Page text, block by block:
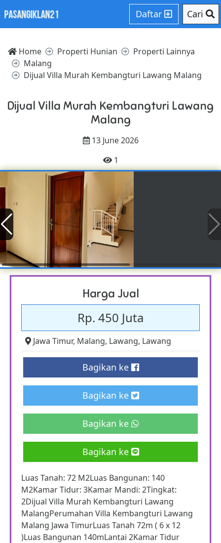
Daftar Cari
Home Properti Hunian
Properti Lainnya
Malang
Dijual Villa Murah Kembangturi Lawang Malang
Dijual Villa Murah Kembangturi Lawang
Malang
13 June 2026
1
Harga Jual
Rp. 450 Juta
Jawa Timur, Malang, Lawang, Lawang
Bagikan ke
Bagikan ke
Bagikan ke
Bagikan ke
Luas Tanah: 72 M2Luas Bangunan: 140
M2Kamar Tidur: 3Kamar Mandi: 2Tingkat:
2Dijual Villa Murah Kembangturi Lawang
MalangPerumahan Villa Kembangturi Lawang
Malang Jawa TimurLuas Tanah 72m ( 6 x 12
)Luas Bangunan 140mLantai 2Kamar Tidur